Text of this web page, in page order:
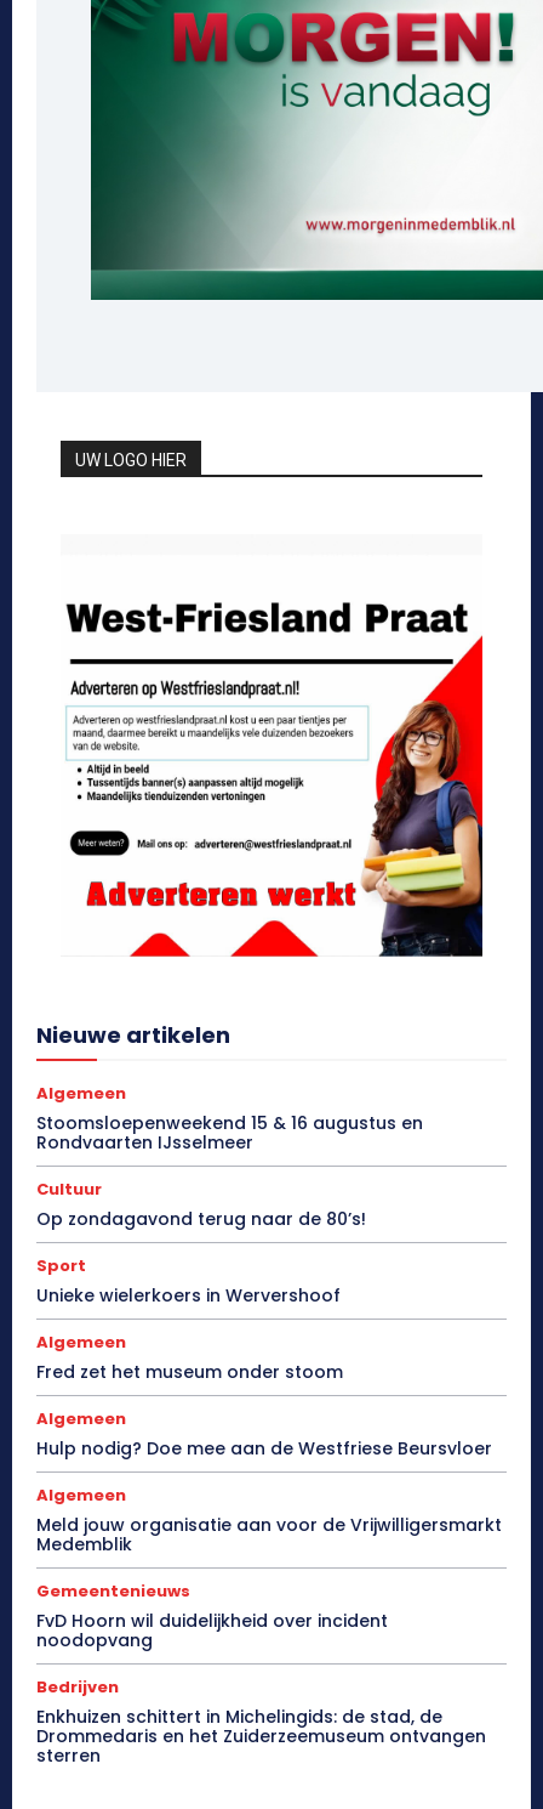
UW LOGO HIER
Nieuwe artikelen
Algemeen
Stoomsloepenweekend 15 & 16 augustus en
Rondvaarten IJsselmeer
Cultuur
Op zondagavond terug naar de 80’s!
Sport
Unieke wielerkoers in Wervershoof
Algemeen
Fred zet het museum onder stoom
Algemeen
Hulp nodig? Doe mee aan de Westfriese Beursvloer
Algemeen
Meld jouw organisatie aan voor de Vrijwilligersmarkt
Medemblik
Gemeentenieuws
FvD Hoorn wil duidelijkheid over incident
noodopvang
Bedrijven
Enkhuizen schittert in Michelingids: de stad, de
Drommedaris en het Zuiderzeemuseum ontvangen
sterren